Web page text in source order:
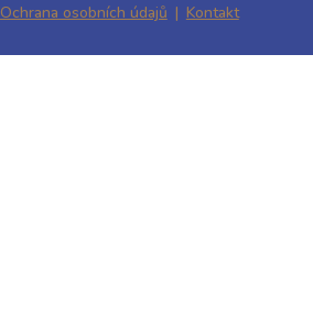
Ochrana osobních údajů Kontakt